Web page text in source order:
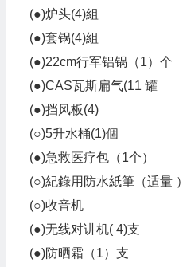
(●)炉头(4)組
(●)套锅(4)組
(●)22cm行军铝锅（1）个
(●)CAS瓦斯扁气(11 罐
(●)挡风板(4)
(○)5升水桶(1)個
(●)急救医疗包（1个）
(○)紀錄用防水紙筆（适量 ）
(○)收音机
(●)无线对讲机( 4)支
(●)防晒霜（1）支